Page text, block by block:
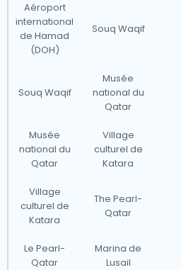
Aéroport
international
de Hamad
(DOH)
Souq Waqif
Souq Waqif
Musée
national du
Qatar
Musée
national du
Qatar
Village
culturel de
Katara
Village
culturel de
Katara
The Pearl-
Qatar
Le Pearl-
Qatar
Marina de
Lusail